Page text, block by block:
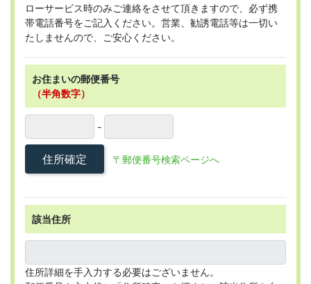
ローサービス時のみご連絡をさせて頂きますので、必ず携
帯電話番号をご記入ください。営業、勧誘電話等は一切い
たしませんので、ご安心ください。
お住まいの郵便番号
（半角数字）
-
住所確定 〒郵便番号検索ページへ
該当住所
住所詳細を手入力する必要はございません。